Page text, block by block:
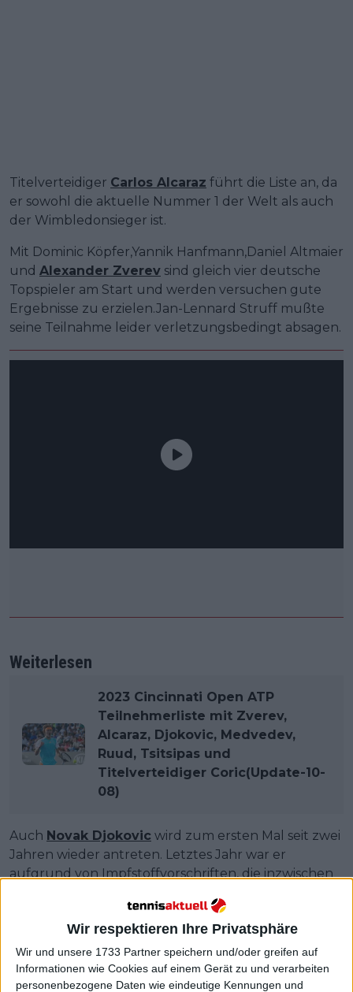
Wir respektieren Ihre Privatsphäre
Wir und unsere 1733 Partner speichern und/oder greifen auf
Informationen wie Cookies auf einem Gerät zu und verarbeiten
personenbezogene Daten wie eindeutige Kennungen und
Titelverteidiger Carlos Alcaraz führt die Liste an, da
er sowohl die aktuelle Nummer 1 der Welt als auch
der Wimbledonsieger ist.
Mit Dominic Köpfer,Yannik Hanfmann,Daniel Altmaier
und Alexander Zverev sind gleich vier deutsche
Topspieler am Start und werden versuchen gute
Ergebnisse zu erzielen.Jan-Lennard Struff mußte
seine Teilnahme leider verletzungsbedingt absagen.
Weiterlesen
2023 Cincinnati Open ATP
Teilnehmerliste mit Zverev,
Alcaraz, Djokovic, Medvedev,
Ruud, Tsitsipas und
Titelverteidiger Coric(Update-10-
08)
Auch Novak Djokovic wird zum ersten Mal seit zwei
Jahren wieder antreten. Letztes Jahr war er
aufgrund von Impfstoffvorschriften, die inzwischen
Zu ihm gesellt sich der ehemalige ChampionDaniil
Stefanos Tsitsipas und das amerikanische Duo
Taylor FritzundFrances Tiafoe